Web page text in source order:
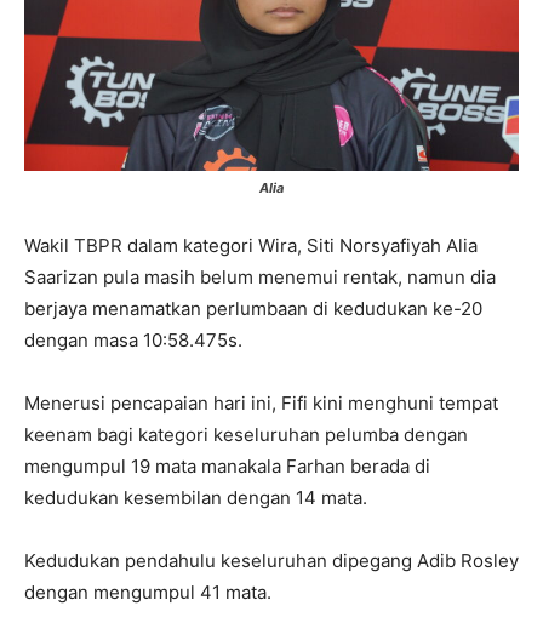
Alia
Wakil TBPR dalam kategori Wira, Siti Norsyafiyah Alia
Saarizan pula masih belum menemui rentak, namun dia
berjaya menamatkan perlumbaan di kedudukan ke-20
dengan masa 10:58.475s.
Menerusi pencapaian hari ini, Fifi kini menghuni tempat
keenam bagi kategori keseluruhan pelumba dengan
mengumpul 19 mata manakala Farhan berada di
kedudukan kesembilan dengan 14 mata.
Kedudukan pendahulu keseluruhan dipegang Adib Rosley
dengan mengumpul 41 mata.